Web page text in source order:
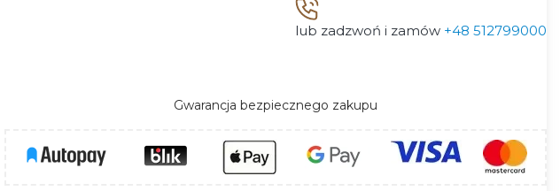
lub zadzwoń i zamów +48 512799000
Gwarancja bezpiecznego zakupu